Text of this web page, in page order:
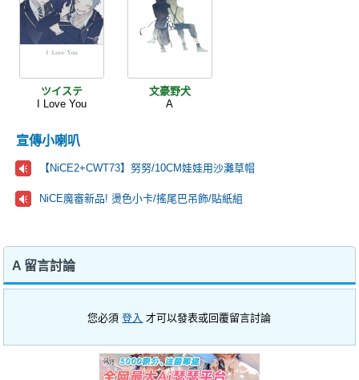
ツイステ
I Love You
文豪野犬
A
宣傳小喇叭
【NiCE2+CWT73】努努/10CM娃娃用沙灘草帽
NiCE魔審新品! 燙色小卡/搖尾巴吊飾/貼紙組
A 留言討論
您必須登入 才可以發表或回覆留言討論